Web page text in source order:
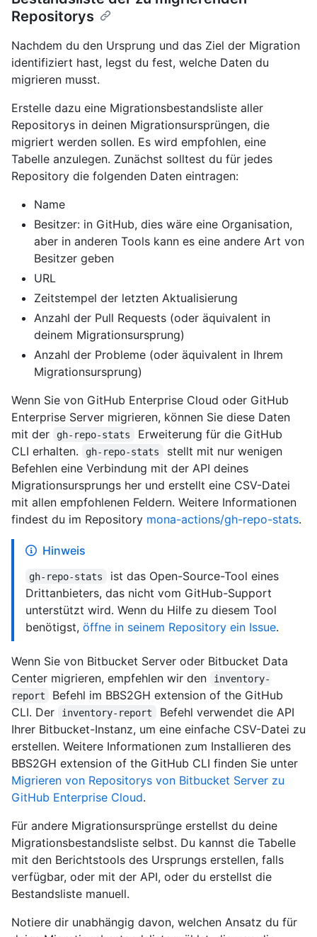
Repositorys
Nachdem du den Ursprung und das Ziel der Migration
identifiziert hast, legst du fest, welche Daten du
migrieren musst.
Erstelle dazu eine Migrationsbestandsliste aller
Repositorys in deinen Migrationsursprüngen, die
migriert werden sollen. Es wird empfohlen, eine
Tabelle anzulegen. Zunächst solltest du für jedes
Repository die folgenden Daten eintragen:
Name
Besitzer: in GitHub, dies wäre eine Organisation,
aber in anderen Tools kann es eine andere Art von
Besitzer geben
URL
Zeitstempel der letzten Aktualisierung
Anzahl der Pull Requests (oder äquivalent in
deinem Migrationsursprung)
Anzahl der Probleme (oder äquivalent in Ihrem
Migrationsursprung)
Wenn Sie von GitHub Enterprise Cloud oder GitHub
Enterprise Server migrieren, können Sie diese Daten
mit der
gh-repo-stats
Erweiterung für die GitHub
CLI erhalten.
gh-repo-stats
stellt mit nur wenigen
Befehlen eine Verbindung mit der API deines
Migrationsursprungs her und erstellt eine CSV-Datei
mit allen empfohlenen Feldern. Weitere Informationen
findest du im Repository mona-actions/gh-repo-stats.
Hinweis
gh-repo-stats
ist das Open-Source-Tool eines
Drittanbieters, das nicht vom GitHub-Support
unterstützt wird. Wenn du Hilfe zu diesem Tool
benötigst, öffne in seinem Repository ein Issue.
Wenn Sie von Bitbucket Server oder Bitbucket Data
Center migrieren, empfehlen wir den
inventory-
report
Befehl im BBS2GH extension of the GitHub
CLI. Der
inventory-report
Befehl verwendet die API
Ihrer Bitbucket-Instanz, um eine einfache CSV-Datei zu
erstellen. Weitere Informationen zum Installieren des
BBS2GH extension of the GitHub CLI finden Sie unter
Migrieren von Repositorys von Bitbucket Server zu
GitHub Enterprise Cloud.
Für andere Migrationsursprünge erstellst du deine
Migrationsbestandsliste selbst. Du kannst die Tabelle
mit den Berichtstools des Ursprungs erstellen, falls
verfügbar, oder mit der API, oder du erstellst die
Bestandsliste manuell.
Notiere dir unabhängig davon, welchen Ansatz du für